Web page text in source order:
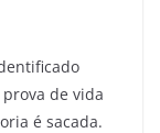
de vida
é sacada.